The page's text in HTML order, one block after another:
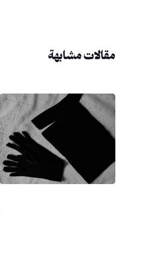
مقالات مشابهة